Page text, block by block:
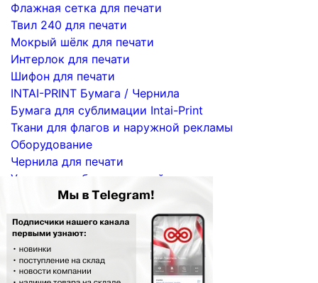
Флажная сетка для печати
Твил 240 для печати
Мокрый шёлк для печати
Интерлок для печати
Шифон для печати
INTAI-PRINT Бумага / Чернила
Бумага для сублимации Intai-Print
Ткани для флагов и наружной рекламы
Оборудование
Чернила для печати
Услуги по сублимационной печати